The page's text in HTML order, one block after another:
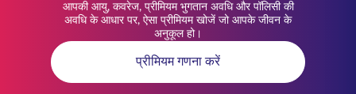
आपकी आयु, कवरेज, प्रीमियम भुगतान अवधि और पॉलिसी की
अवधि के आधार पर, ऐसा प्रीमियम खोजें जो आपके जीवन के
अनुकूल हो।
प्रीमियम गणना करें